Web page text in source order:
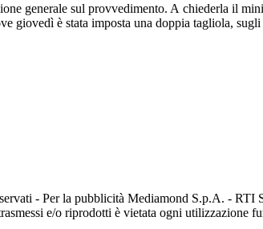
generale sul provvedimento. A chiederla il
giovedì è stata imposta una doppia tagliola,
- Per la pubblicità Mediamond S.p.A. - RTI
e/o riprodotti è vietata ogni utilizzazione